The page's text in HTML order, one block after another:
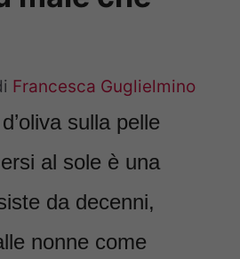
Francesca Guglielmino
sulla pelle
al sole è una
da decenni,
nonne come